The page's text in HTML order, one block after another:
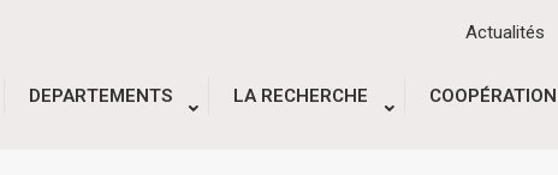
Actualités
DEPARTEMENTS LA RECHERCHE COOPÉRATION